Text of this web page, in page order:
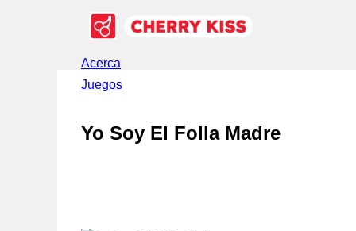
Acerca
Juegos
Yo Soy El Folla Madre